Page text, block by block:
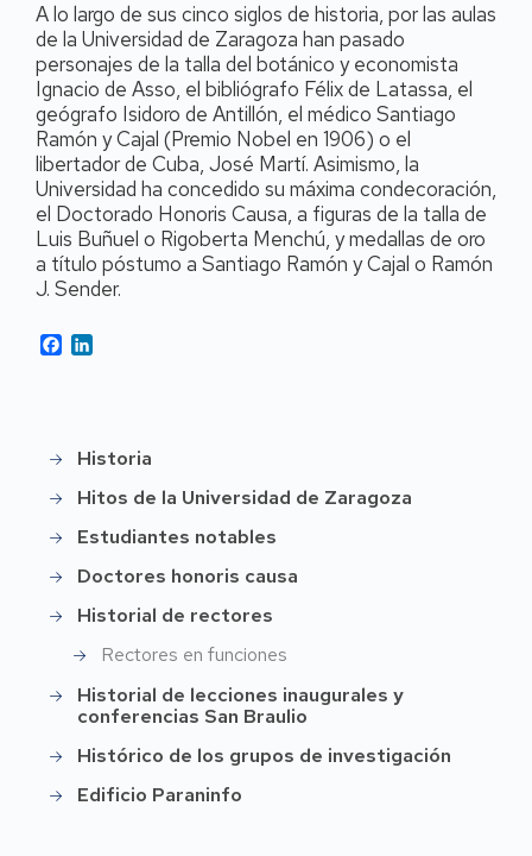
A lo largo de sus cinco siglos de historia, por las aulas
de la Universidad de Zaragoza han pasado
personajes de la talla del botánico y economista
Ignacio de Asso, el bibliógrafo Félix de Latassa, el
geógrafo Isidoro de Antillón, el médico Santiago
Ramón y Cajal (Premio Nobel en 1906) o el
libertador de Cuba, José Martí. Asimismo, la
Universidad ha concedido su máxima condecoración,
el Doctorado Honoris Causa, a figuras de la talla de
Luis Buñuel o Rigoberta Menchú, y medallas de oro
a título póstumo a Santiago Ramón y Cajal o Ramón
J. Sender.
Facebook
Historia
Historia
Hitos de la Universidad de Zaragoza
Estudiantes notables
Doctores honoris causa
Historial de rectores
Rectores en funciones
Historial de lecciones inaugurales y
conferencias San Braulio
Histórico de los grupos de investigación
Edificio Paraninfo